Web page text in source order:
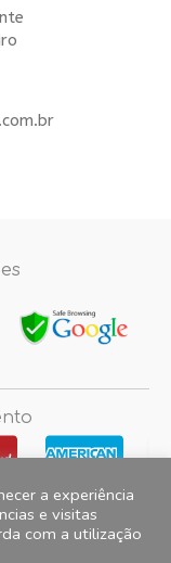
2026 Magazine do
a experiência
e visitas
com a utilização